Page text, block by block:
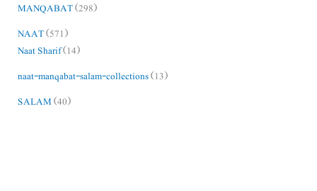
MANQABAT(298)
NAAT(571)
Naat Sharif(14)
naat-manqabat-salam-collections(13)
SALAM(40)